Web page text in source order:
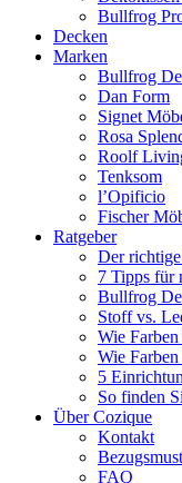
Bullfrog
Decken
Marken
Bullfrog
Dan Form
Signet
Rosa
Roolf
Tenksom
l’Opificio
Fischer
Ratgeber
Der
7 Tipps für
Bullfrog
Stoff vs.
Wie
Wie
5
So finden
Über Cozique
Kontakt
FAQ